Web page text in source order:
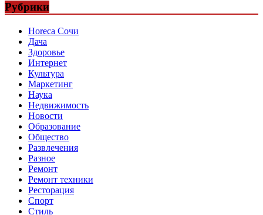
Рубрики
Horeca Сочи
Дача
Здоровье
Интернет
Культура
Маркетинг
Наука
Недвижимость
Новости
Образование
Общество
Развлечения
Разное
Ремонт
Ремонт техники
Ресторация
Спорт
Стиль